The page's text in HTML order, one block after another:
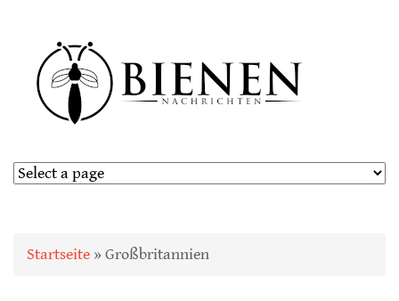
Sie sind hier
Startseite » Großbritannien